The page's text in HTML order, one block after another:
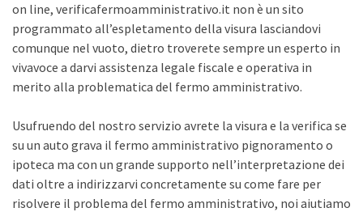
on line, verificafermoamministrativo.it non è un sito
programmato all’espletamento della visura lasciandovi
comunque nel vuoto, dietro troverete sempre un esperto in
vivavoce a darvi assistenza legale fiscale e operativa in
merito alla problematica del fermo amministrativo.
Usufruendo del nostro servizio avrete la visura e la verifica se
su un auto grava il fermo amministrativo pignoramento o
ipoteca ma con un grande supporto nell’interpretazione dei
dati oltre a indirizzarvi concretamente su come fare per
risolvere il problema del fermo amministrativo, noi aiutiamo